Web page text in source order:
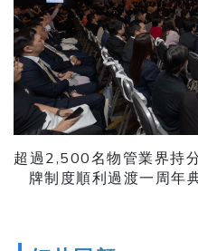
超過2,500名物管業界持
牌制度順利過渡一周年